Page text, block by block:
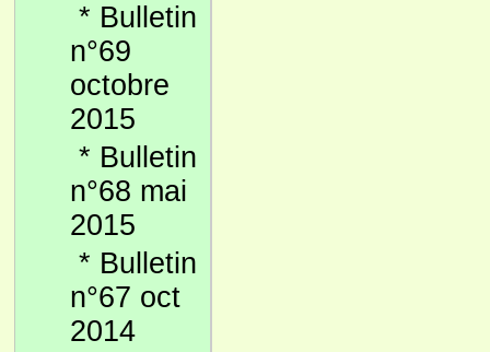
* Bulletin
n°69
octobre
2015
* Bulletin
n°68 mai
2015
* Bulletin
n°67 oct
2014